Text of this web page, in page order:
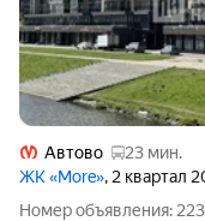
Автово
23 мин.
ЖК «More», 2 квартал
Номер объявления: